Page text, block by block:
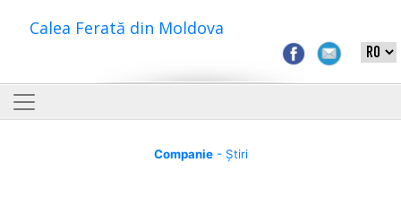
Calea Ferată din Moldova
Companie- Știri